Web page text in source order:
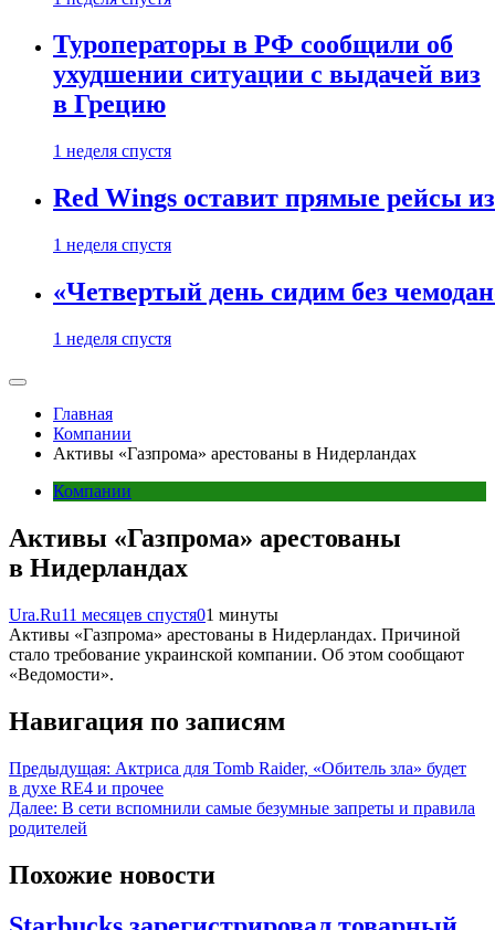
Туроператоры в РФ сообщили об
ухудшении ситуации с выдачей виз
в Грецию
1 неделя спустя
Red Wings оставит прямые рейсы
1 неделя спустя
«Четвертый день сидим без
1 неделя спустя
Главная
Компании
Активы «Газпрома» арестованы в Нидерландах
Компании
Активы «Газпрома» арестованы
в Нидерландах
Ura.Ru11 месяцев спустя01 минуты
Активы «Газпрома» арестованы в Нидерландах. Причиной
стало требование украинской компании. Об этом сообщают
«Ведомости».
Навигация по записям
Предыдущая: Актриса для Tomb Raider, «Обитель зла» будет
в духе RE4 и прочее
Далее: В сети вспомнили самые безумные запреты и правила
родителей
Похожие новости